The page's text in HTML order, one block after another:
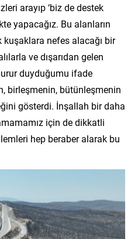
arayıp ‘biz de destek
yapacağız. Bu alanların
kuşaklara nefes alacağı bir
ve dışarıdan gelen
duyduğumu ifade
birleşmenin, bütünleşmenin
gösterdi. İnşallah bir daha
için de dikkatli
hep beraber alarak bu